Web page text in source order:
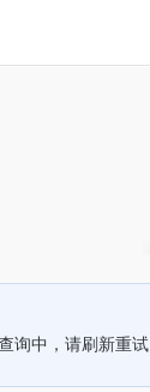
询中，请刷新重试